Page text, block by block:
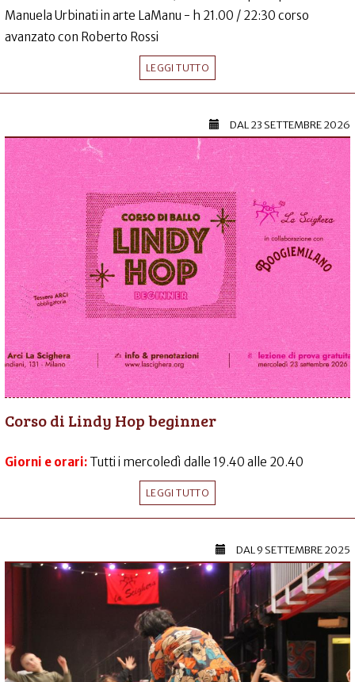
Manuela Urbinati in arte LaManu - h 21.00 / 22:30 corso
avanzato con Roberto Rossi
LEGGI TUTTO
DAL23 SETTEMBRE 2026
Corso di Lindy Hop beginner
Giorni e orari: Tutti i mercoledì dalle 19.40 alle 20.40
LEGGI TUTTO
DAL9 SETTEMBRE 2025